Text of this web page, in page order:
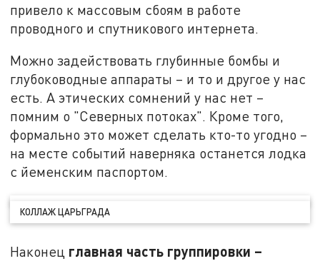
привело к массовым сбоям в работе
проводного и спутникового интернета.
Можно задействовать глубинные бомбы и
глубоководные аппараты – и то и другое у нас
есть. А этических сомнений у нас нет –
помним о "Северных потоках". Кроме того,
формально это может сделать кто-то угодно –
на месте событий наверняка останется лодка
с йеменским паспортом.
КОЛЛАЖ ЦАРЬГРАДА
Наконец главная часть группировки –